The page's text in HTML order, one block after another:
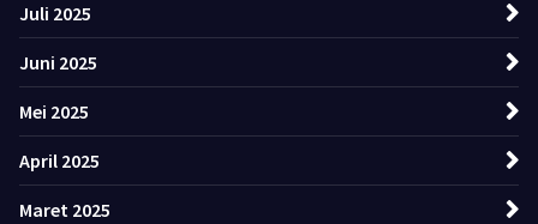
Juli 2025
Juni 2025
Mei 2025
April 2025
Maret 2025